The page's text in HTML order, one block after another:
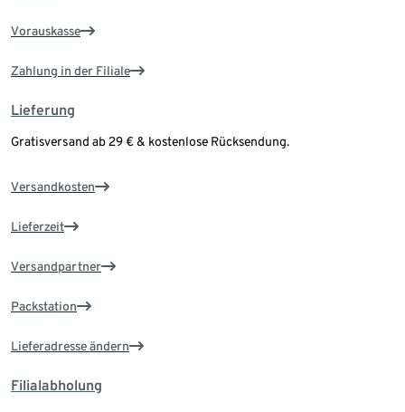
Vorauskasse
Zahlung in der Filiale
Lieferung
Gratisversand ab 29 € & kostenlose Rücksendung.
Versandkosten
Lieferzeit
Versandpartner
Packstation
Lieferadresse ändern
Filialabholung